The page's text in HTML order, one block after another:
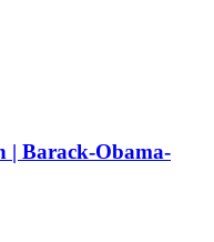
| Barack-Obama-